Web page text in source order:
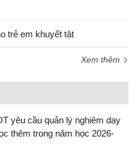
trẻ em khuyết tật
Xem thêm
yêu cầu quản lý nghiêm dạy
thêm trong năm học 2026-